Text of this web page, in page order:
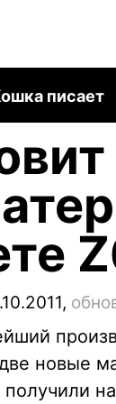
писает
новые